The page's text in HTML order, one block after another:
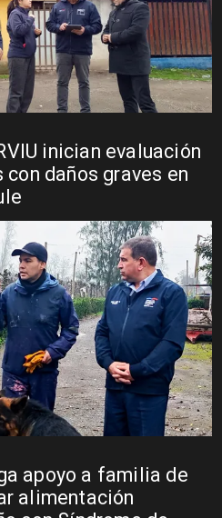
inician evaluación
daños graves en
apoyo a familia de
alimentación